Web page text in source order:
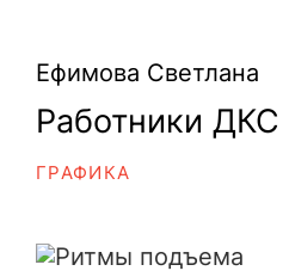
Ефимова Светлана
Работники ДКС
ГРАФИКА
Ритмы подъема